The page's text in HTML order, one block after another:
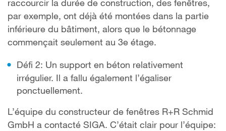
raccourcir la durée de construction, des fenêtres,
par exemple, ont déjà été montées dans la partie
inférieure du bâtiment, alors que le bétonnage
commençait seulement au 3e étage.
Défi 2: Un support en béton relativement
irrégulier. Il a fallu également l’égaliser
ponctuellement.
L’équipe du constructeur de fenêtres R+R Schmid
GmbH a contacté SIGA. C’était clair pour l’équipe: